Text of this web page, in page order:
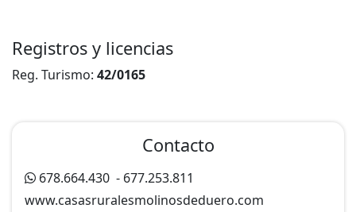
Registros y licencias
Reg. Turismo: 42/0165
Contacto
678.664.430 - 677.253.811
www.casasruralesmolinosdeduero.com